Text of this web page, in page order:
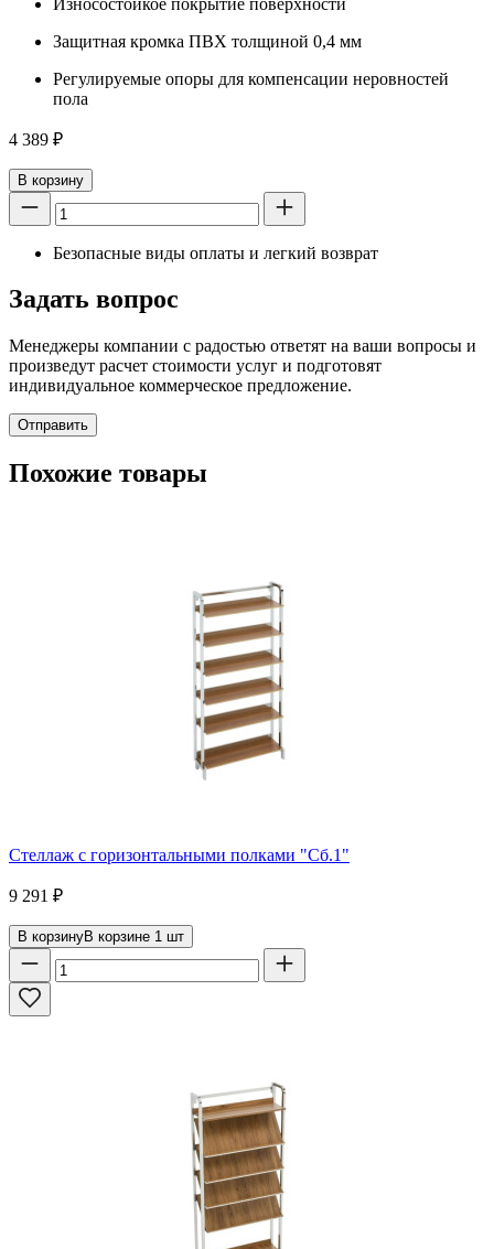
Защитная кромка ПВХ толщиной 0,4 мм
Регулируемые опоры для компенсации неровностей
пола
4 389 ₽
В корзину
Безопасные виды оплаты и легкий возврат
Задать вопрос
Менеджеры компании с радостью ответят на ваши вопросы и
произведут расчет стоимости услуг и подготовят
индивидуальное коммерческое предложение.
Отправить
Похожие товары
Стеллаж с горизонтальными полками "Сб.1"
9 291 ₽
В корзинуВ корзине 1 шт